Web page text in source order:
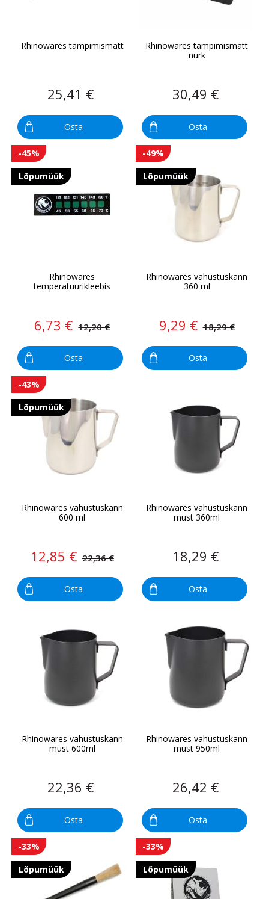
Rhinowares tampimismatt
25,41 €
Osta
Rhinowares tampimismatt
nurk
30,49 €
Osta
Lõpumüük
-45%
Rhinowares
temperatuurikleebis
6,73 € 12,20 €
Osta
Lõpumüük
-49%
Rhinowares vahustuskann
360 ml
9,29 € 18,29 €
Osta
Lõpumüük
-43%
Rhinowares vahustuskann
600 ml
12,85 € 22,36 €
Osta
Rhinowares vahustuskann
must 360ml
18,29 €
Osta
Rhinowares vahustuskann
must 600ml
22,36 €
Osta
Rhinowares vahustuskann
must 950ml
26,42 €
Osta
Lõpumüük
-33%
Lõpumüük
-33%